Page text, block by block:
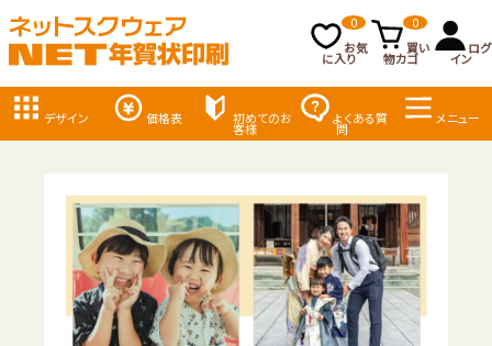
お気
に入り
0
買い
物カゴ
0
ログ
イン
デザイン 価格表 初めてのお
客様
よくある質
問
メニュー